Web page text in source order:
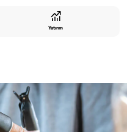
Yatırım